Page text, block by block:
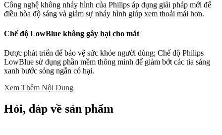
Công nghệ không nháy hình của Philips áp dụng giải pháp mới để
điều hòa độ sáng và giảm sự nháy hình giúp xem thoải mái hơn.
Chế độ LowBlue không gây hại cho mắt
Được phát triển để bảo vệ sức khỏe người dùng; Chế độ Philips
LowBlue sử dụng phần mềm thông minh để giảm bớt các tia sáng
xanh bước sóng ngắn có hại.
Xem Thêm Nội Dung
Hỏi, đáp về sản phẩm